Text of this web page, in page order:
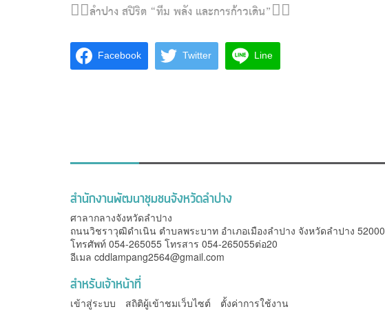
🚶‍♀️ลำปาง สปิริต “ทีม พลัง และการก้าวเดิน”🚶‍♀
Facebook Twitter Line
สำนักงานพัฒนาชุมชนจังหวัดลำปาง
ศาลากลางจังหวัดลำปาง
ถนนวิชราวุฒิดำเนิน ตำบลพระบาท อำเภอเมืองลำปาง จังหวัดลำปาง 52000
โทรศัพท์ 054-265055 โทรสาร 054-265055ต่อ20
อีเมล cddlampang2564@gmail.com
สำหรับเจ้าหน้าที่
เข้าสู่ระบบ สถิติผู้เข้าชมเว็บไซต์ ตั้งค่าการใช้งาน